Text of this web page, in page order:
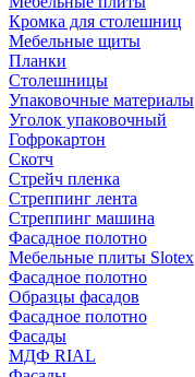
Кромка для столешниц
Мебельные щиты
Планки
Столешницы
Упаковочные материалы
Уголок упаковочный
Гофрокартон
Скотч
Стрейч пленка
Стреппинг лента
Стреппинг машина
Фасадное полотно
Мебельные плиты Slotex
Фасадное полотно
Образцы фасадов
Фасадное полотно
Фасады
МДФ RIAL